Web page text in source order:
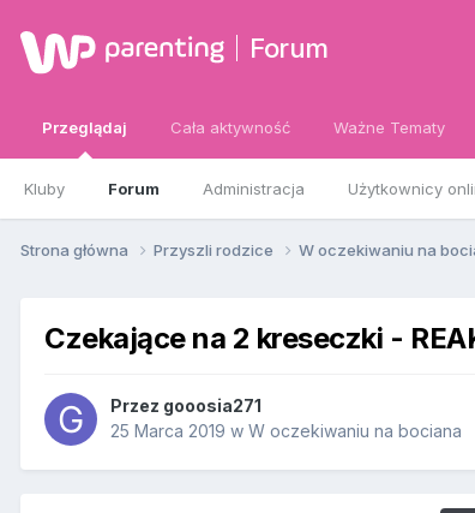
Forum
Przeglądaj
Kluby Forum Administracja Użytkownicy
Cała aktywność Ważne Tematy
Strona główna Przyszli rodzice W oczekiwaniu na
Czekające na 2 kreseczki -
Przez gooosia271
25 Marca 2019 w W oczekiwaniu na bociana